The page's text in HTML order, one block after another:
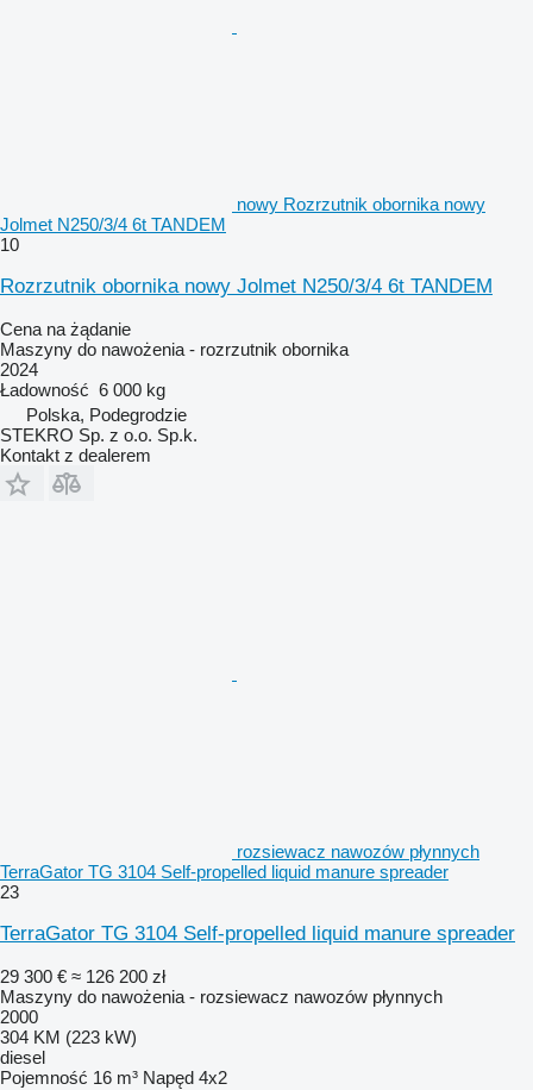
nowy Rozrzutnik obornika nowy
Jolmet N250/3/4 6t TANDEM
10
Rozrzutnik obornika nowy Jolmet N250/3/4 6t TANDEM
Cena na żądanie
Maszyny do nawożenia - rozrzutnik obornika
2024
Ładowność 6 000 kg
Polska, Podegrodzie
STEKRO Sp. z o.o. Sp.k.
Kontakt z dealerem
rozsiewacz nawozów płynnych
TerraGator TG 3104 Self-propelled liquid manure spreader
23
TerraGator TG 3104 Self-propelled liquid manure spreader
29 300 € ≈ 126 200 zł
Maszyny do nawożenia - rozsiewacz nawozów płynnych
2000
304 KM (223 kW)
diesel
Pojemność 16 m³ Napęd 4x2